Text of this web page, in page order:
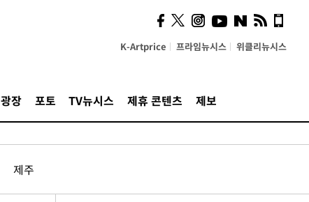
K-Artprice 프라임뉴시스 위클리뉴시스
광장 포토 TV뉴시스 제휴 콘텐츠 제보
제주
사이 해답 찾았죠"…알을
깨고 나온 '초자아'